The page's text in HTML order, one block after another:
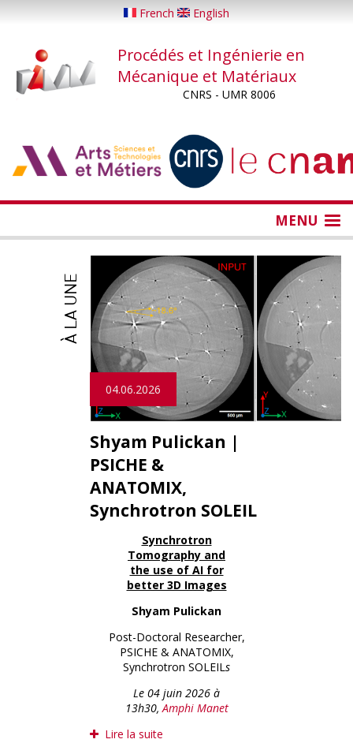
principal
French English
Procédés et Ingénierie en
Mécanique et Matériaux
CNRS - UMR 8006
MENU
À LA UNE
04.06.2026
Shyam Pulickan |
PSICHE &
ANATOMIX,
Synchrotron SOLEIL
Synchrotron
Tomography and
the use of AI for
better 3D Images
Shyam Pulickan
Post-Doctoral Researcher,
PSICHE & ANATOMIX,
Synchrotron SOLEILs
Le 04 juin 2026 à
13h30,Amphi Manet
Lire la suite